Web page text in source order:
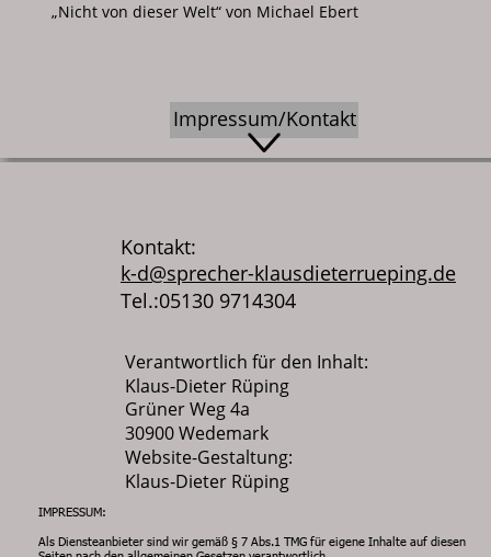
„Nicht von dieser Welt“ von Michael Ebert
Impressum/Kontakt
Kontakt:
k-d@sprecher-klausdieterrueping.de
Tel.:05130 9714304
Verantwortlich für den Inhalt:
Klaus-Dieter Rüping
Grüner Weg 4a
30900 Wedemark
Website-Gestaltung:
Klaus-Dieter Rüping
IMPRESSUM:
Als Diensteanbieter sind wir gemäß § 7 Abs.1 TMG für eigene Inhalte auf diesen